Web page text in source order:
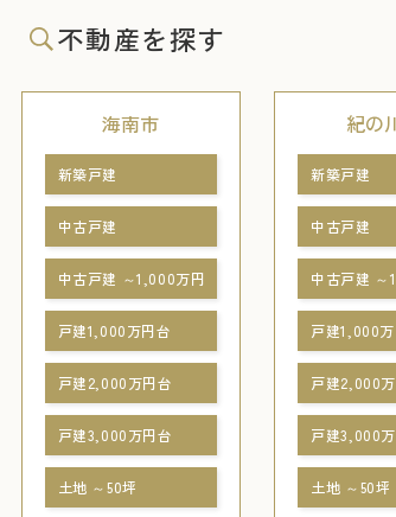
不動産を探す
海南市
新築戸建
中古戸建
中古戸建 ～1,000万円
戸建1,000万円台
戸建2,000万円台
戸建3,000万円台
土地 ～50坪
紀の
新築戸建
中古戸建
中古戸建 ～
戸建1,000
戸建2,000
戸建3,000
土地 ～50坪